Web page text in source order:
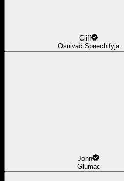
Cliff
Osnivač Speechifyja
John
Glumac